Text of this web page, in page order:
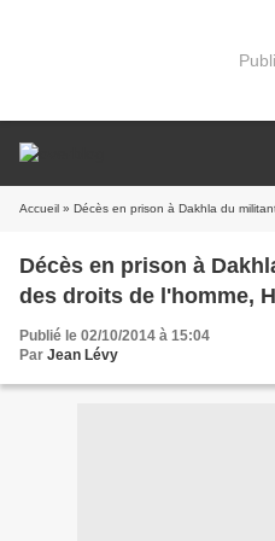
Accueil » Décès en prison à Dakhla du militant
Décès en prison à
des droits de l'homme,
Publié le 02/10/2014 à 15:04
Par Jean Lévy